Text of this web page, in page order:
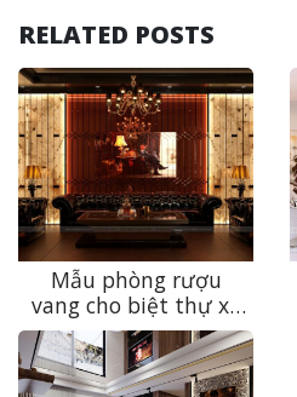
RELATED POSTS
Mẫu phòng rượu
vang cho biệt thự xa
xỉ – “Mật thất”
thưởng vang tại gia
của giới thượng lưu